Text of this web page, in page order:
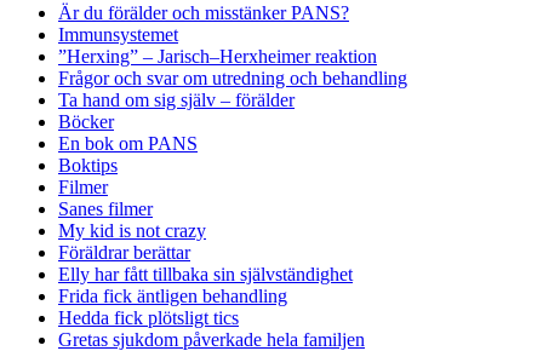
Är du förälder och misstänker PANS?
Immunsystemet
”Herxing” – Jarisch–Herxheimer reaktion
Frågor och svar om utredning och behandling
Ta hand om sig själv – förälder
Böcker
En bok om PANS
Boktips
Filmer
Sanes filmer
My kid is not crazy
Föräldrar berättar
Elly har fått tillbaka sin självständighet
Frida fick äntligen behandling
Hedda fick plötsligt tics
Gretas sjukdom påverkade hela familjen